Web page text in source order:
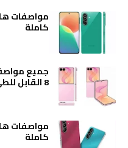
كاملة
8 القابل للطي
كاملة